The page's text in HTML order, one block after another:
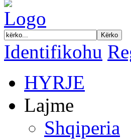
Identifikohu
HYRJE
Lajme
Shqiperia